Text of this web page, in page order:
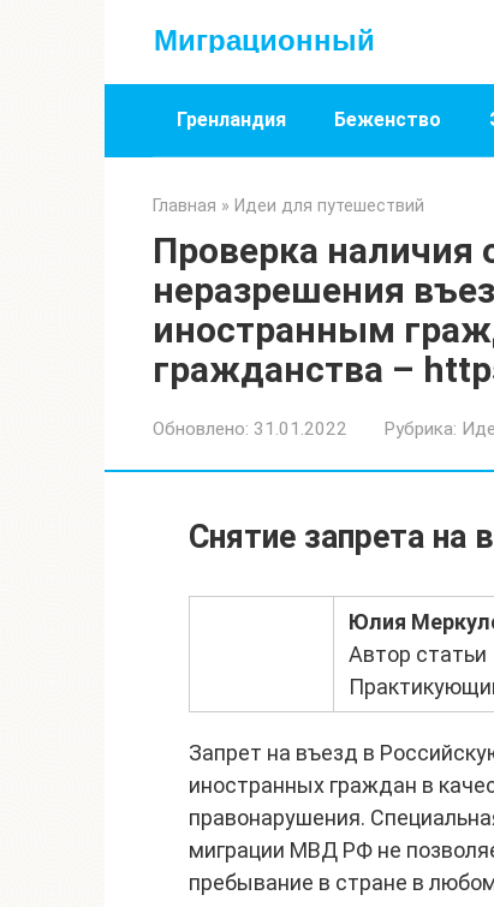
Миграционный
Гренландия Беженство
Главная » Идеи для путешествий
Проверка наличия
неразрешения
иностранным
гражданства –
Обновлено: 31.01.2022 Рубрика:
Снятие запрета на
Юлия
Автор статьи
Запрет на въезд в
иностранных граждан в
правонарушения.
миграции МВД РФ не
пребывание в стране в